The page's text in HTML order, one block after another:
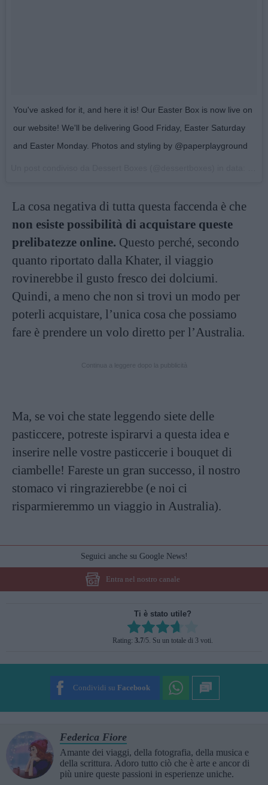
You've asked for it, and here it is! Our Easter Box is now live on
our website! We'll be delivering Good Friday, Easter Saturday
and Easter Monday. Photos and styling by @paperplayground
La cosa negativa di tutta questa faccenda è che
non esiste possibilità di acquistare queste
prelibatezze online. Questo perché, secondo
quanto riportato dalla Khater, il viaggio
rovinerebbe il gusto fresco dei dolciumi.
Quindi, a meno che non si trovi un modo per
poterli acquistare, l’unica cosa che possiamo
fare è prendere un volo diretto per l’Australia.
Ma, se voi che state leggendo siete delle
pasticcere, potreste ispirarvi a questa idea e
inserire nelle vostre pasticcerie i bouquet di
ciambelle! Fareste un gran successo, il nostro
stomaco vi ringrazierebbe (e noi ci
risparmieremmo un viaggio in Australia).
Seguici anche su Google News!
Entra nel nostro canale
Ti è stato utile?
Rate this item:
SUBMIT RATING
Rating: 3.7/5. Su un totale di 3 voti.
Condividi su Facebook
Federica Fiore
Amante dei viaggi, della fotografia, della musica e
della scrittura. Adoro tutto ciò che è arte e ancor di
più unire queste passioni in esperienze uniche.